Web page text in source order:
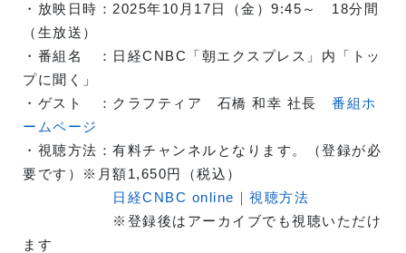
・放映日時：2025年10月17日（金）9:45～ 18分間
（生放送）
・番組名 ：日経CNBC「朝エクスプレス」内「トッ
プに聞く」
・ゲスト ：クラフティア 石橋 和幸 社長 番組ホ
ームページ
・視聴方法：有料チャンネルとなります。（登録が必
要です）※月額1,650円（税込）
日経CNBC online｜視聴方法
※登録後はアーカイブでも視聴いただけ
ます